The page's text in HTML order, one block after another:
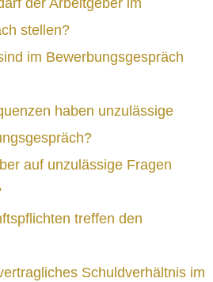
stellen?
im Bewerbungsgespräch
haben unzulässige
auf unzulässige Fragen
treffen den
Schuldverhältnis im